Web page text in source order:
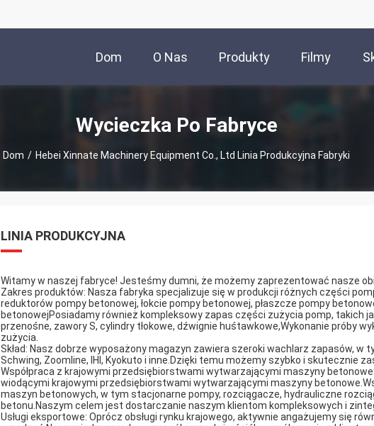
Dom O Nas Produkty Filmy
Wycieczka Po Fabryce
Dom / Hebei Xinnate Machinery Equipment Co., Ltd Linia Produkcyjna Fabryki
LINIA PRODUKCYJNA
Witamy w naszej fabryce! Jesteśmy dumni, że możemy zaprezentować nasze
Zakres produktów: Nasza fabryka specjalizuje się w produkcji różnych części
reduktorów pompy betonowej, łokcie pompy betonowej, płaszcze pompy
betonowejPosiadamy również kompleksowy zapas części zużycia pomp, takich
przenośne, zawory S, cylindry tłokowe, dźwignie huśtawkowe,Wykonanie próby
zużycia.
Skład: Nasz dobrze wyposażony magazyn zawiera szeroki wachlarz zapasów, w
Schwing, Zoomline, IHI, Kyokuto i inne.Dzięki temu możemy szybko i skutecznie
Współpraca z krajowymi przedsiębiorstwami wytwarzającymi maszyny
wiodącymi krajowymi przedsiębiorstwami wytwarzającymi maszyny
maszyn betonowych, w tym stacjonarne pompy, rozciągacze, hydrauliczne
betonu.Naszym celem jest dostarczanie naszym klientom kompleksowych i
Usługi eksportowe: Oprócz obsługi rynku krajowego, aktywnie angażujemy się